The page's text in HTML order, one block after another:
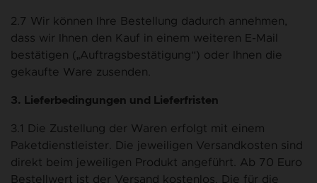
2.7 Wir können Ihre Bestellung dadurch annehmen,
dass wir Ihnen den Kauf in einem weiteren E-Mail
bestätigen („Auftragsbestätigung“) oder Ihnen die
gekaufte Ware zusenden.
3. Lieferbedingungen und Lieferfristen
3.1 Die Zustellung der Waren erfolgt mit einem
Paketdienstleister. Die jeweiligen Versandkosten sind
direkt beim jeweiligen Produkt angeführt. Ab 70 Euro
Bestellwert ist der Versand kostenlos. Die für die